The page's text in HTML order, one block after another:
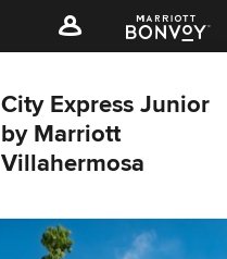
City Express Junior
by Marriott
Villahermosa